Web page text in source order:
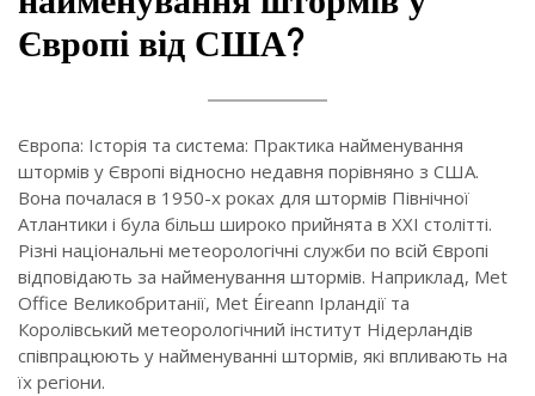
Європі від США?
Європа: Історія та система: Практика найменування
штормів у Європі відносно недавня порівняно з США.
Вона почалася в 1950-х роках для штормів Північної
Атлантики і була більш широко прийнята в XXI столітті.
Різні національні метеорологічні служби по всій Європі
відповідають за найменування штормів. Наприклад, Met
Office Великобританії, Met Éireann Ірландії та
Королівський метеорологічний інститут Нідерландів
співпрацюють у найменуванні штормів, які впливають на
їх регіони.